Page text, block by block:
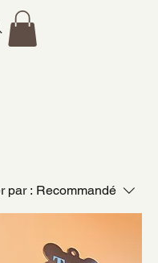
par : Recommandé